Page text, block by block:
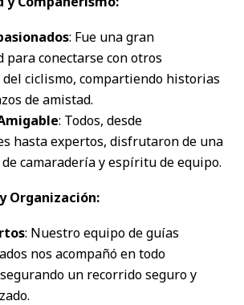
: Fue una gran
para conectarse con otros
ciclismo, compartiendo historias
de amistad.
: Todos, desde
hasta expertos, disfrutaron de una
camaradería y espíritu de equipo.
Organización:
: Nuestro equipo de guías
nos acompañó en todo
un recorrido seguro y